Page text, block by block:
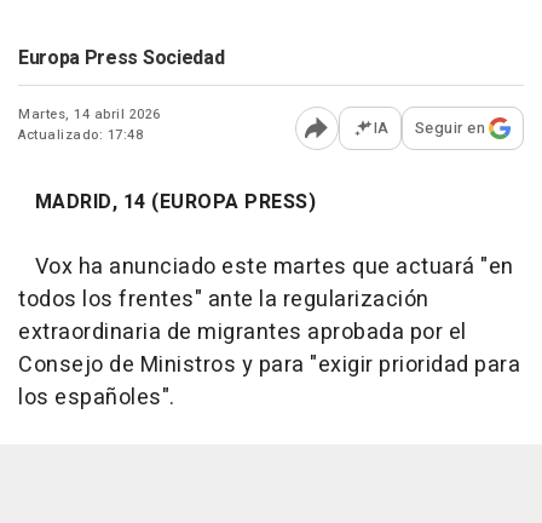
Europa Press Sociedad
Martes, 14 abril 2026
Actualizado: 17:48
Abrir opciones para
IA Seguir en
MADRID, 14 (EUROPA PRESS)
Vox ha anunciado este martes que actuará "en
todos los frentes" ante la regularización
extraordinaria de migrantes aprobada por el
Consejo de Ministros y para "exigir prioridad para
los españoles".